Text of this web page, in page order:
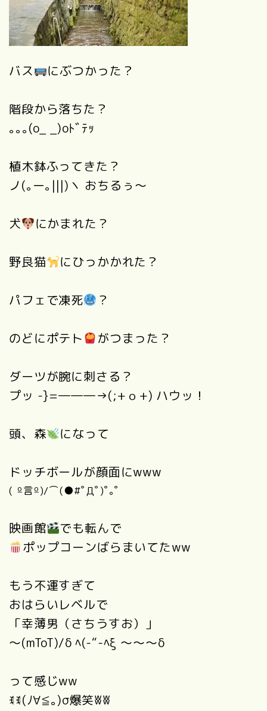
バス にぶつかった？
階段から落ちた？
｡｡｡(o_ _)oﾄﾞﾃｯ
植木鉢ふってきた？
ノ(｡ー｡|||)ヽ おちるぅ～
犬 にかまれた？
野良猫 にひっかかれた？
パフェで凍死 ？
のどにポテト がつまった？
ダーツが腕に刺さる？
プッ -}=―――→(;+ｏ+) ハウッ！
頭、森 になって
ドッチボールが顔面にwww
( º言º)/⌒(●#ﾟДﾟ)ﾟ｡ﾟ
映画館
でも転んで
ポップコーンばらまいてたww
もう不運すぎて
おはらいレベルで
「幸薄男（さちうすお）」
～(mToT)/δ ﾍ(-“-ﾍξ ～～～δ
って感じww
ꉂꉂ(ﾉ∀≦｡)σ爆笑ʬʬ